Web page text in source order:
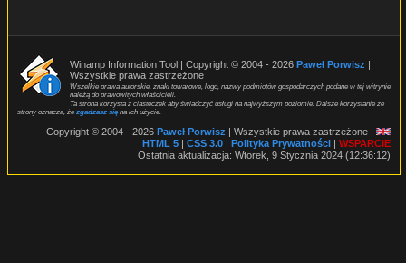
Winamp Information Tool | Copyright © 2004 - 2026 Paweł Porwisz |
Wszystkie prawa zastrzeżone
Wszelkie prawa autorskie, znaki towarowe, logo, nazwy podmiotów gospodarczych podane w tej witrynie
należą do prawowitych właścicieli.
Ta strona korzysta z ciasteczek aby świadczyć usługi na najwyższym poziomie. Dalsze korzystanie ze
strony oznacza, że zgadzasz sięna ich użycie.
Copyright © 2004 - 2026 Paweł Porwisz | Wszystkie prawa zastrzeżone |
HTML 5 | CSS 3.0 | Polityka Prywatności | WSPARCIE
Ostatnia aktualizacja: Wtorek, 9 Stycznia 2024 (12:36:12)